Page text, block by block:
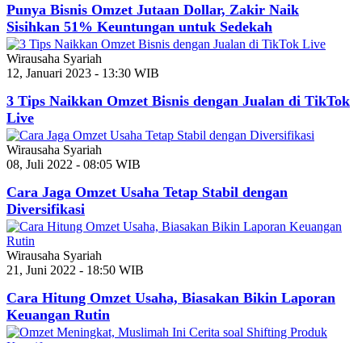
Punya Bisnis Omzet Jutaan Dollar, Zakir Naik
Sisihkan 51% Keuntungan untuk Sedekah
Wirausaha Syariah
12, Januari 2023 - 13:30 WIB
3 Tips Naikkan Omzet Bisnis dengan Jualan di TikTok
Live
Wirausaha Syariah
08, Juli 2022 - 08:05 WIB
Cara Jaga Omzet Usaha Tetap Stabil dengan
Diversifikasi
Wirausaha Syariah
21, Juni 2022 - 18:50 WIB
Cara Hitung Omzet Usaha, Biasakan Bikin Laporan
Keuangan Rutin